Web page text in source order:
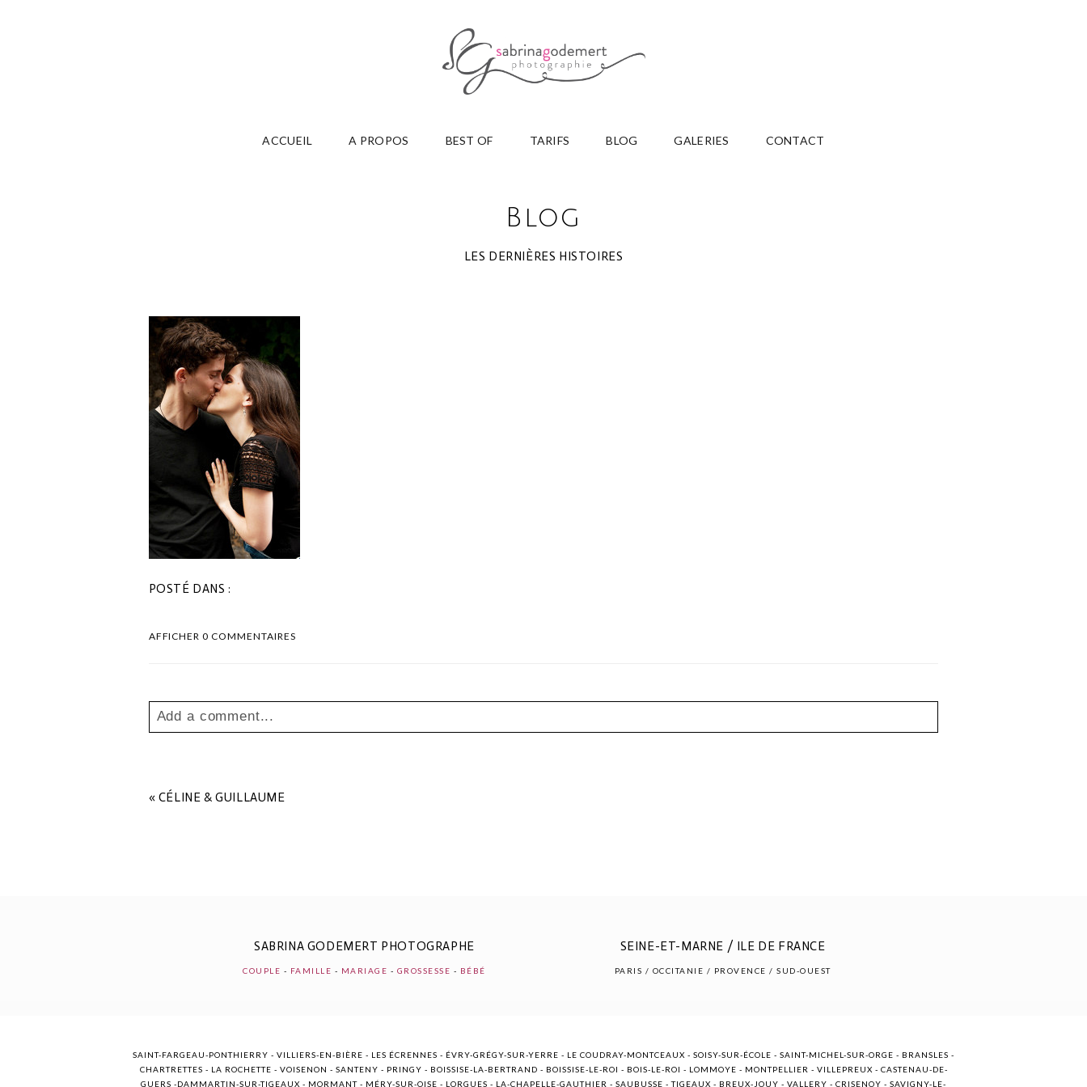
ACCUEIL A PROPOS BEST OF TARIFS BLOG GALERIES CONTACT
Blog
LES DERNIÈRES HISTOIRES
POSTÉ DANS :
AFFICHER0 COMMENTAIRES
Add a comment...
« CÉLINE & GUILLAUME
SABRINA GODEMERT PHOTOGRAPHE
COUPLE - FAMILLE - MARIAGE - GROSSESSE - BÉBÉ
SEINE-ET-MARNE / ILE DE FRANCE
PARIS / OCCITANIE / PROVENCE / SUD-OUEST
SAINT-FARGEAU-PONTHIERRY - VILLIERS-EN-BIÈRE - LES ÉCRENNES - ÉVRY-GRÉGY-SUR-YERRE - LE COUDRAY-MONTCEAUX - SOISY-SUR-ÉCOLE - SAINT-MICHEL-SUR-ORGE - BRANSLES -
CHARTRETTES - LA ROCHETTE - VOISENON - SANTENY - PRINGY - BOISSISE-LA-BERTRAND - BOISSISE-LE-ROI - BOIS-LE-ROI - LOMMOYE - MONTPELLIER - VILLEPREUX - CASTENAU-DE-
GUERS -DAMMARTIN-SUR-TIGEAUX - MORMANT - MÉRY-SUR-OISE - LORGUES - LA-CHAPELLE-GAUTHIER - SAUBUSSE - TIGEAUX - BREUX-JOUY - VALLERY - CRISENOY - SAVIGNY-LE-